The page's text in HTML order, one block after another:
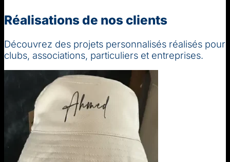
Réalisations de nos clients
Découvrez des projets personnalisés réalisés pour
clubs, associations, particuliers et entreprises.